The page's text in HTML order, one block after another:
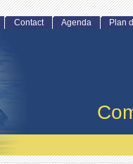
Contact Agenda Plan